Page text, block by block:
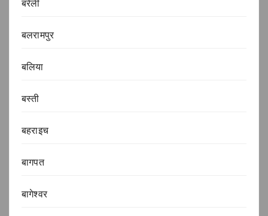
बरेली
बलरामपुर
बलिया
बस्ती
बहराइच
बागपत
बागेश्वर